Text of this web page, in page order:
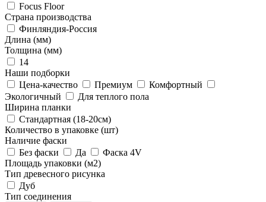
Focus Floor
Страна производства
Финляндия-Россия
Длина (мм)
Толщина (мм)
14
Наши подборки
Цена-качество
Премиум
Комфортный
Экологичный
Для теплого пола
Ширина планки
Стандартная (18-20см)
Количество в упаковке (шт)
Наличие фаски
Без фаски
Да
Фаска 4V
Площадь упаковки (м2)
Тип древесного рисунка
Дуб
Тип соединения